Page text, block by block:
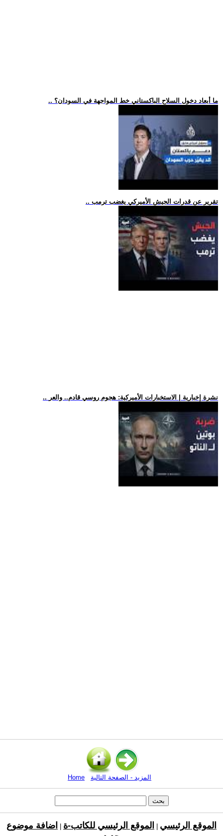
.. ما أبعاد دخول السلاح الباكستاني خط المواجهة في السودان؟
.. تقرير عن قدرات الجيش الأميركي يغضب ترمب
.. نشرة إخبارية | الاستخبارات الأميركية: هجوم روسي قادم.. والعر
Home المزيد - الصفحة التالية
الموقع الرئيسي الموقع الرئيسي للكاتب-ة
اضافة موضوع